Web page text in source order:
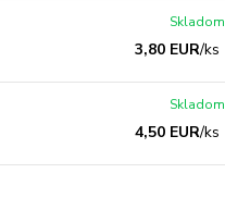
3,80 EUR/ks
Skladom
4,50 EUR/ks
Skladom